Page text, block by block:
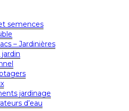
semences
– Jardinières
jardinage
d’eau